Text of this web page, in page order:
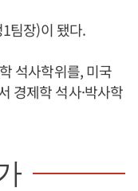
팀장)이 됐다.
석사학위를, 미국
경제학 석사·박사학